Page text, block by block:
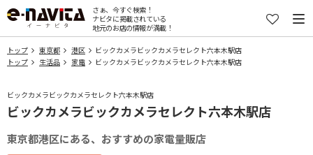
さぁ、今すぐ検索！
ナビタに掲載されている
地元のお店の情報が満載！
トップ 東京都 港区
ビックカメラビックカメラセレクト六本木駅店
トップ
生活品 家電 ビックカメラビックカメラセレクト六本木駅店
ビックカメラビックカメラセレクト六本木駅店
ビックカメラビックカメラセレクト六本木駅店
東京都港区にある、おすすめの家電量販店